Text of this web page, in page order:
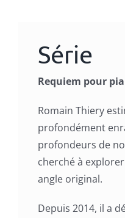
Série
Requiem pour
Romain Thiery
profondément
profondeurs de
cherché à
angle original.
Depuis 2014, il a